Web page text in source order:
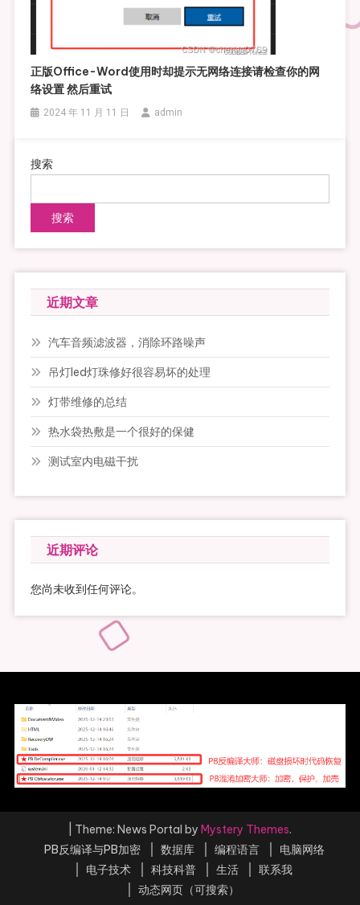
正版Office-Word使用时却提示无网络连接请检查你的网
络设置 然后重试
2024 年 11 月 11 日 admin
搜索
搜索
近期文章
汽车音频滤波器，消除环路噪声
吊灯led灯珠修好很容易坏的处理
灯带维修的总结
热水袋热敷是一个很好的保健
测试室内电磁干扰
近期评论
您尚未收到任何评论。
Theme: News Portal by Mystery Themes.
PB反编译与PB加密
数据库 编程语言
电脑网络
电子技术
科技科普 生活
联系我
动态网页（可搜索）